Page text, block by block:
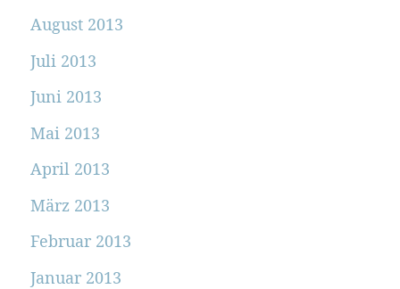
August 2013
Juli 2013
Juni 2013
Mai 2013
April 2013
März 2013
Februar 2013
Januar 2013